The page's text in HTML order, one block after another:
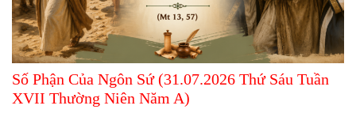
Số Phận Của Ngôn Sứ (31.07.2026 Thứ Sáu Tuần
XVII Thường Niên Năm A)